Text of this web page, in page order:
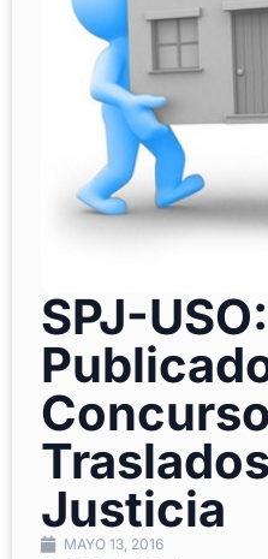
SPJ-USO:
Justicia
MAYO 13, 2016